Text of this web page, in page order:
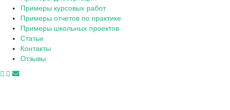
Примеры курсовых работ
Примеры отчетов по практике
Примеры школьных проектов
Статьи
Контакты
Отзывы